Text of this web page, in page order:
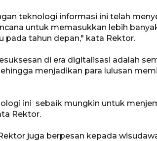
teknologi informasi ini telah
untuk memasukkan lebih
tahun depan," kata Rektor.
di era digitalisasi adalah
menjadikan para lulusan
ini sebaik mungkin untuk
Rektor.
juga berpesan kepada